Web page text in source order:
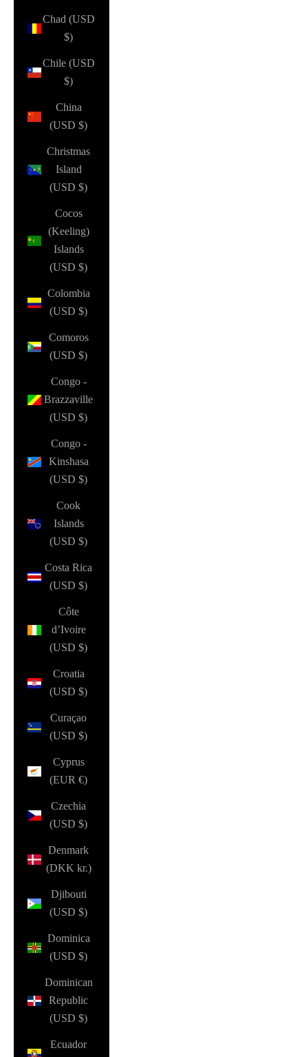
Chad (USD
$)
Chile (USD
$)
China
(USD $)
Christmas
Island
(USD $)
Cocos
(Keeling)
Islands
(USD $)
Colombia
(USD $)
Comoros
(USD $)
Congo -
Brazzaville
(USD $)
Congo -
Kinshasa
(USD $)
Cook
Islands
(USD $)
Costa Rica
(USD $)
Côte
d’Ivoire
(USD $)
Croatia
(USD $)
Curaçao
(USD $)
Cyprus
(EUR €)
Czechia
(USD $)
Denmark
(DKK kr.)
Djibouti
(USD $)
Dominica
(USD $)
Dominican
Republic
(USD $)
Ecuador